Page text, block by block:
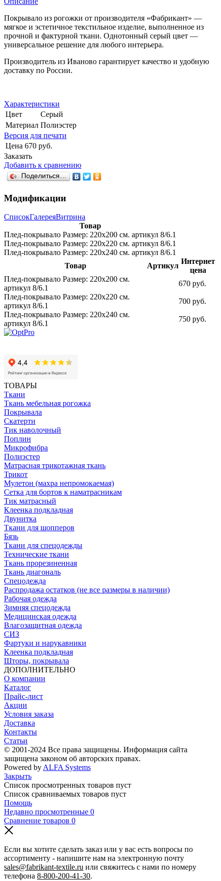
Покрывало из рогожки от производителя «Фабрикант» —
мягкое и эстетичное текстильное изделие, выполненное из
прочной и фактурной ткани. Однотонный серый цвет —
универсальное решение для любого интерьера.
Производитель из Иваново гарантирует качество и удобную
доставку по России.
Характеристики
Цвет
Серый
Материал Полиэстер
Версия для печати
Цена 670 руб.
Заказать
Добавить к сравнению
Поделиться…
Модификации
СписокГалереяВитрина
Товар
Плед-покрывало Размер: 220х200 см. артикул 8/6.1
Плед-покрывало Размер: 220х220 см. артикул 8/6.1
Плед-покрывало Размер: 220х240 см. артикул 8/6.1
Товар
Артикул
Интернет
цена
Плед-покрывало Размер: 220х200 см.
артикул 8/6.1
670 руб.
Плед-покрывало Размер: 220х220 см.
артикул 8/6.1
700 руб.
Плед-покрывало Размер: 220х240 см.
артикул 8/6.1
750 руб.
ТОВАРЫ
Ткани
Ткань мебельная рогожка
Покрывала
Скатерти
Тик наволочный
Поплин
Микрофибра
Полиэстер
Матрасная трикотажная ткань
Трикот
Мулетон (махра непромокаемая)
Сетка для бортов к наматрасникам
Тик матрасный
Клеенка подкладная
Двунитка
Ткани для шопперов
Бязь
Ткани для спецодежды
Технические ткани
Ткань прорезиненная
Ткань диагональ
Спецодежда
Распродажа остатков (не все размеры в наличии)
Рабочая одежда
Зимняя спецодежда
Медицинская одежда
Влагозащитная одежда
СИЗ
Фартуки и нарукавники
Клеенка подкладная
Шторы, покрывала
ДОПОЛНИТЕЛЬНО
О компании
Каталог
Прайс-лист
Акции
Условия заказа
Доставка
Контакты
Статьи
© 2001-2024 Все права защищены. Информация сайта
защищена законом об авторских правах.
Powered by ALFA Systems
Закрыть
Список просмотренных товаров пуст
Список сравниваемых товаров пуст
Помощь
Недавно просмотренные 0
Сравнение товаров 0
Если вы хотите сделать заказ или у вас есть вопросы по
ассортименту - напишите нам на электронную почту
sales@fabrikant-textile.ru или свяжитесь с нами по номеру
телефона 8-800-200-41-30.